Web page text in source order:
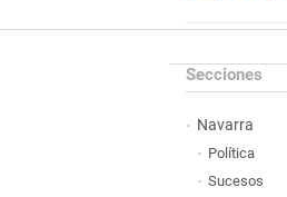
Secciones
Navarra
Política
Sucesos